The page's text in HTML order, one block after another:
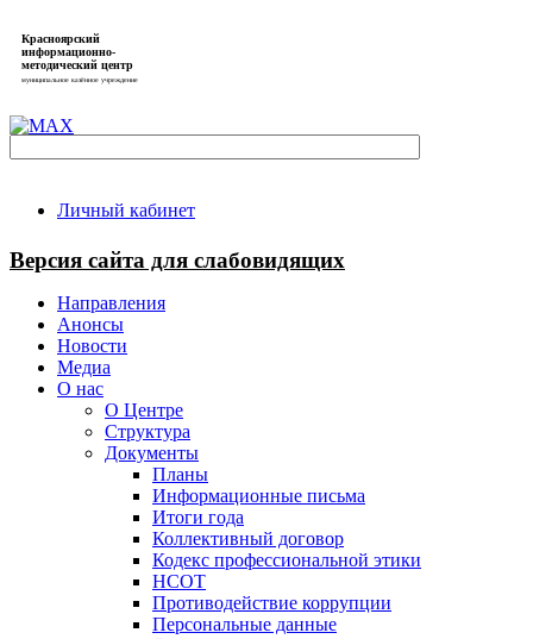
Красноярский
информационно-
методический центр
муниципальное казённое учреждение
Личный кабинет
Версия сайта для слабовидящих
Направления
Анонсы
Новости
Медиа
О нас
О Центре
Структура
Документы
Планы
Информационные письма
Итоги года
Коллективный договор
Кодекс профессиональной этики
НСОТ
Противодействие коррупции
Персональные данные